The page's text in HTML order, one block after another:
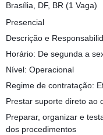
Brasília, DF, BR (1 Vaga)
Presencial
Descrição e
Horário: De segunda a
Nível: Operacional
Regime de contratação:
Prestar suporte direto ao
Preparar, organizar e
dos procedimentos